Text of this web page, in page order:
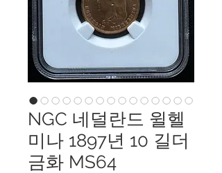
NGC 네덜란드 윌헬
미나 1897년 10 길더
금화 MS64